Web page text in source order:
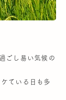
ごし易い気候の
ている日も多